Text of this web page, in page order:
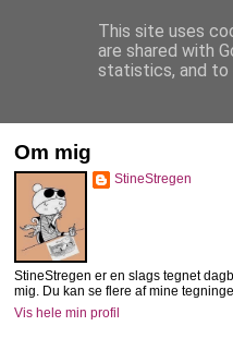
Om mig
StineStregen
StineStregen er en slags tegnet
mig. Du kan se flere af mine
Vis hele min profil
This site uses
are shared with
statistics, and to